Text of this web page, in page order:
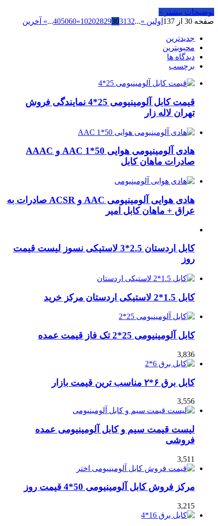
توضیحات بیشتر »
صفحه 30 از 137
اولین «...
10202829303132
»
405060
...» آخرین
جدیدترین
محبوبترین
دیدگاه ها
برچسب
قیمت کابل آلومینیومی 25*4 نمایندگی فروش
تهران لاله زار
هادی آلومینیومی هوایی 50*1 AAC و AAAC
صادرات ماهان کابل
هادی هوایی آلومینیومی AAC و ACSR صادرات به
عراق + ماهان کابل امیر
کابل اردستان 2.5*3 لاستیکی نسوز لیست قیمت
روز
کابل 1.5*2 لاستیکی اردستان مرکز خرید
کابل آلومینیومی 25*2 تک فاز قیمت عمده
3,836
کابل برق ۶*۲ مناسب ترین قیمت بازار
3,556
لیست قیمت سیم و کابل آلومینیومی عمده
فروشی
3,511
مرکز فروش کابل آلومینیومی 50*4 قیمت روز
3,215